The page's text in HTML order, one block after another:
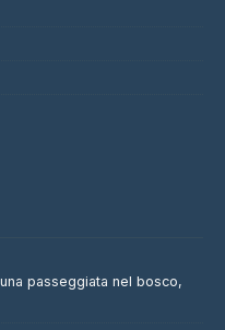
passeggiata nel bosco,